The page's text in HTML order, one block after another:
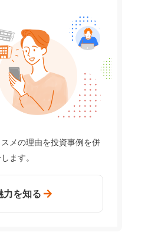
メの理由を投資事例を併
ます。
力を知る